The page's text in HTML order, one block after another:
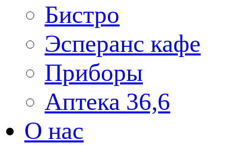
Бистро
Эсперанс кафе
Приборы
Аптека 36,6
О нас